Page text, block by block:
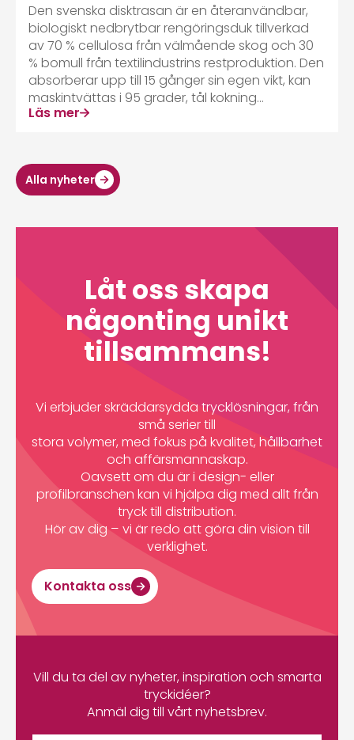
Den svenska disktrasan är en återanvändbar,
biologiskt nedbrytbar rengöringsduk tillverkad
av 70 % cellulosa från välmående skog och 30
% bomull från textilindustrins restproduktion. Den
absorberar upp till 15 gånger sin egen vikt, kan
maskintvättas i 95 grader, tål kokning...
Läs mer
Alla nyheter
Låt oss skapa
någonting unikt
tillsammans!
Vi erbjuder skräddarsydda trycklösningar, från
små serier till
stora volymer, med fokus på kvalitet, hållbarhet
och affärsmannaskap.
Oavsett om du är i design- eller
profilbranschen kan vi hjälpa dig med allt från
tryck till distribution.
Hör av dig – vi är redo att göra din vision till
verklighet.
Kontakta oss
Vill du ta del av nyheter, inspiration och smarta
tryckidéer?
Anmäl dig till vårt nyhetsbrev.